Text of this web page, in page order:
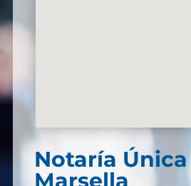
Notaría
Marsella